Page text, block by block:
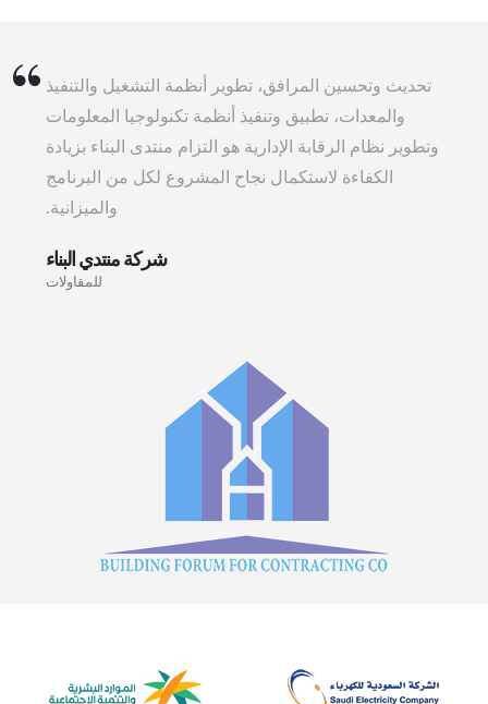
تحديث وتحسين المرافق، تطوير أنظمة التشغيل والتنفيذ
والمعدات، تطبيق وتنفيذ أنظمة تكنولوجيا المعلومات
وتطوير نظام الرقابة الإدارية هو التزام منتدى البناء بزيادة
الكفاءة لاستكمال نجاح المشروع لكل من البرنامج
والميزانية.
شركة منتدي البناء
للمقاولات